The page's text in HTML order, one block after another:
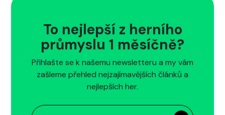
To nejlepší z herního
průmyslu 1 měsíčně?
Přihlašte se k našemu newsletteru a my vám
zašleme přehled nejzajímavějších článků a
nejlepších her.